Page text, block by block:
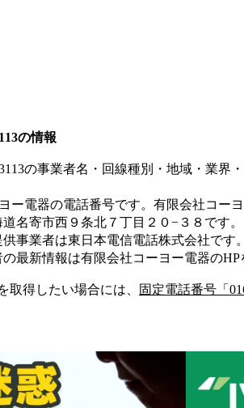
の情報
の事業者名・回線種別・地域・業界
ー電器の電話番号です。 有限会社コー
名寄市西９条北７丁目２０−３８ です。
事業者は東日本電信電話株式会社です。
最新情報は有限会社コーヨー電器のHP
取得したい場合には、 固定電話番号「